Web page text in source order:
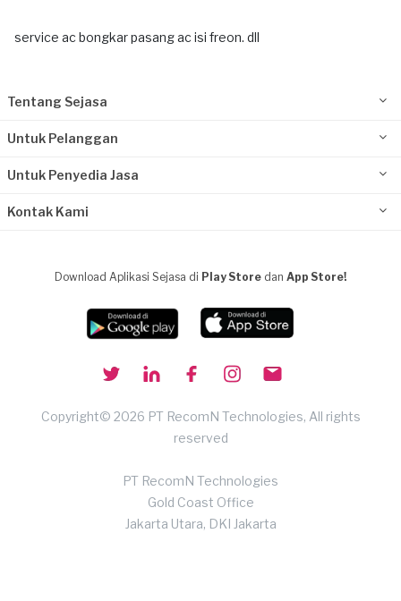
service ac bongkar pasang ac isi freon. dll
Tentang Sejasa
Untuk Pelanggan
Untuk Penyedia Jasa
Kontak Kami
Download Aplikasi Sejasa di Play Store dan App Store!
Copyright© 2026 PT RecomN Technologies, All rights
reserved
PT RecomN Technologies
Gold Coast Office
Jakarta Utara, DKI Jakarta